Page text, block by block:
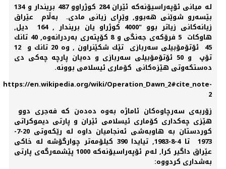
لە میانی ئۆپەراسیۆنەكە ئێران 284 كوژراوو 487 بریندار و 134
بێسەرو شوێنی هەبوو, وێڕای زیانی مادی. بەڵام عێراق
زیانەكانی زیاتر بوو "4000 كوژراو یان بریندار , 164 دیل,
هاوكات 5 فرۆكەی جەنگی و 8 كۆپتەری بەردرانەوە, 40 تانك
45 ئۆتۆمۆبیلی سەربازی تێك شكێنراون , وە 20 تانك و 12
تۆپ و 50 ئۆتۆمۆبیلی سەربازی و دەیان پارچە چەكی دی
دەستكەوتی هێزەكانی كۆماری ئیسلامی بوونە.
https://en.wikipedia.org/wiki/Operation_Dawn_2#cite_note-
2
زۆربەی سەرچاوەكان ئاماژە بەوە دەدەن كە فەجری دوو
هێزی چەكداری كۆماری ئیسلامی ئێران و پارتی دیموكراتی
كوردستان بە هاوبەشی ئەنجامیان داوە لە رێكەوتی 20-7-
1973 تا 4-8-1983, تیایدا 390 كیلۆمەتر چوارگۆشە لە خاكی
عێراق داگیر كرا, لەم ئۆپەراسیۆنەكە 1000 پێشمەرگەی پارتی
بەشداری كردووە: